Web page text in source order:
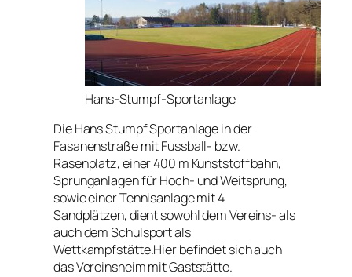
Hans-Stumpf-Sportanlage
Die Hans Stumpf Sportanlage in der
Fasanenstraße mit Fussball- bzw.
Rasenplatz, einer 400 m Kunststoffbahn,
Sprunganlagen für Hoch- und Weitsprung,
sowie einer Tennisanlage mit 4
Sandplätzen, dient sowohl dem Vereins- als
auch dem Schulsport als
Wettkampfstätte.Hier befindet sich auch
das Vereinsheim mit Gaststätte.